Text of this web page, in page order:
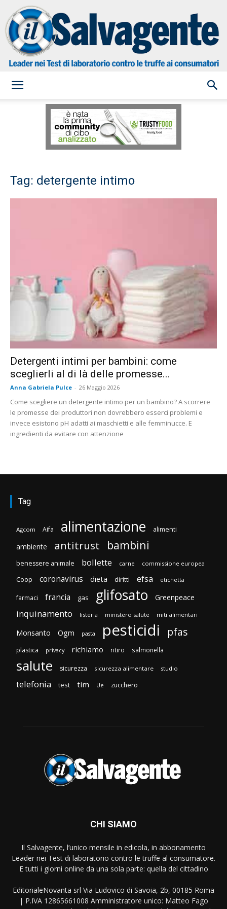
Salvagente
Tag: detergente intimo
Detergenti intimi per bambini: come
sceglierli al di là delle promesse...
Anna Gabriela Pulce - 26 Maggio 2026
Come scegliere un detergente intimo per un bambino? A scorrere
le promesse dei produttori non dovrebbero esserci problemi e
invece esistono pH adatti ai maschietti e alle femminucce. E
ingredienti da evitare con attenzione
Tag
Agcom Aifa alimentazione alimenti
ambiente antitrust bambini
benessere animale bollette carne commissione europea
Coop coronavirus dieta diritti efsa etichetta
farmaci francia gas glifosato Greenpeace
inquinamento listeria ministero salute miti alimentari
Monsanto Ogm pasta pesticidi pfas
plastica privacy richiamo ritiro salmonella
salute sicurezza sicurezza alimentare studio
telefonia test tim Ue zucchero
CHI SIAMO
Il Salvagente, l’unico mensile in edicola, in abbonamento
Leader nei Test di laboratorio contro le truffe al consumatore.
E tutti i giorni online da una sola parte: quella del cittadino
EditorialeNovanta srl Via Ludovico di Savoia, 2b, 00185 Roma
| P.IVA 12865661008 Amministratore unico: Matteo Fago